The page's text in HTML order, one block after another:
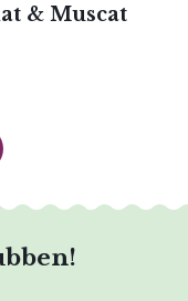
& Muscat